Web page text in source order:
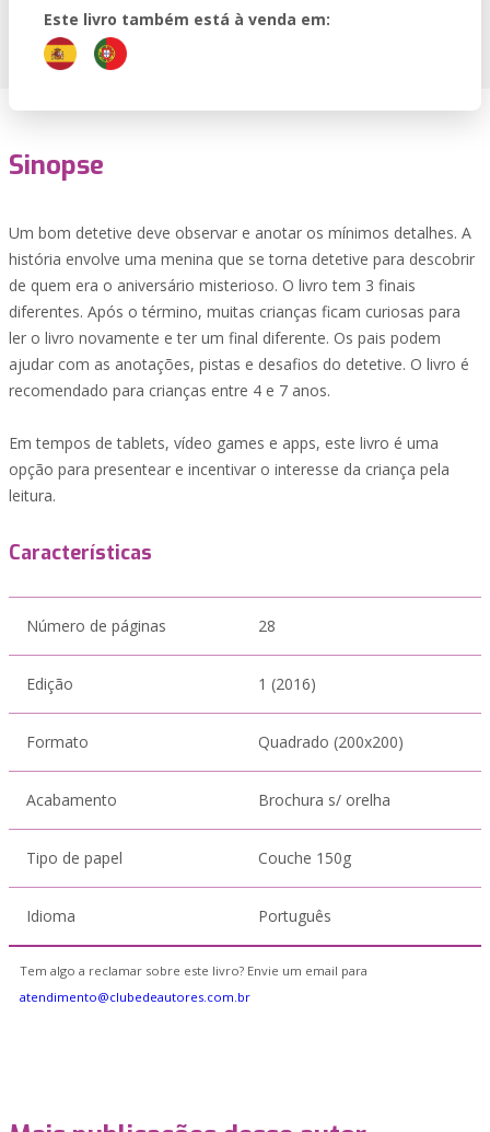
Este livro também está à venda em:
Sinopse
Um bom detetive deve observar e anotar os mínimos detalhes. A
história envolve uma menina que se torna detetive para descobrir
de quem era o aniversário misterioso. O livro tem 3 finais
diferentes. Após o término, muitas crianças ficam curiosas para
ler o livro novamente e ter um final diferente. Os pais podem
ajudar com as anotações, pistas e desafios do detetive. O livro é
recomendado para crianças entre 4 e 7 anos.
Em tempos de tablets, vídeo games e apps, este livro é uma
opção para presentear e incentivar o interesse da criança pela
leitura.
Características
Número de páginas 28
Edição 1 (2016)
Formato Quadrado (200x200)
Acabamento Brochura s/ orelha
Tipo de papel Couche 150g
Idioma Português
Tem algo a reclamar sobre este livro? Envie um email para
atendimento@clubedeautores.com.br